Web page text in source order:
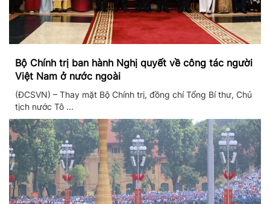
Bộ Chính trị ban hành Nghị quyết về công tác người
Việt Nam ở nước ngoài
(ĐCSVN) – Thay mặt Bộ Chính trị, đồng chí Tổng Bí thư, Chủ
tịch nước Tô ...